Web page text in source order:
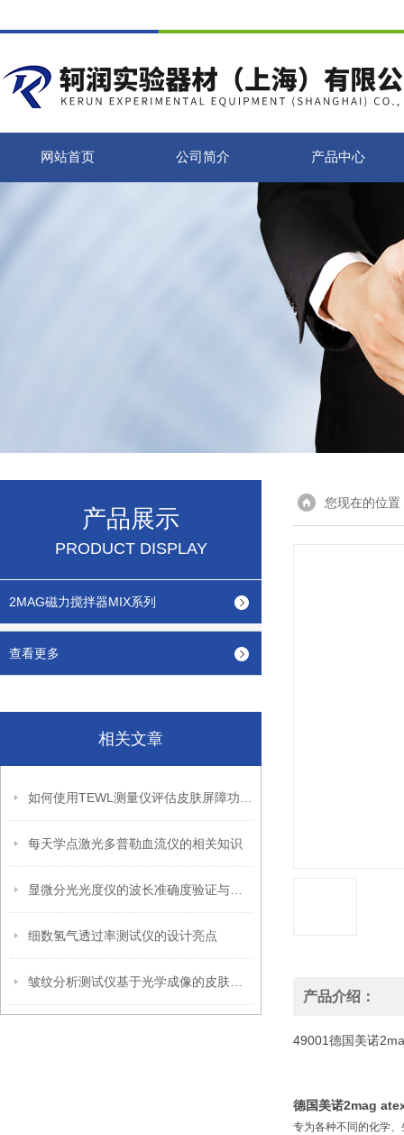
网站首页 公司简介 产品中心
产品展示
PRODUCT DISPLAY
2MAG磁力搅拌器MIX系列
查看更多
相关文章
每天学点激光多普勒血流仪的相关知识
细数氢气透过率测试仪的设计亮点
您现在的位置
产品介绍：
49001德国美诺
德国美诺2mag
专为各种不同的化学